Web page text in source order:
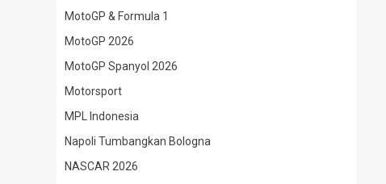
MotoGP & Formula 1
MotoGP 2026
MotoGP Spanyol 2026
Motorsport
MPL Indonesia
Napoli Tumbangkan Bologna
NASCAR 2026